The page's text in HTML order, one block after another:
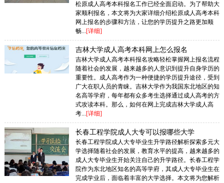
松原成人高考本科报名工作已经全面启动。为了帮助大
家顺利报名，本文将为大家详细介绍松原成人高考本科
网上报名的步骤和方法，让您的学历提升之路更加顺
畅...[详细]
吉林大学成人高考本科网上怎么报名
吉林大学成人高考本科报名攻略轻松掌握网上报名流程
随着社会的发展，越来越多的人意识到提升自身学历的
重要性。成人高考作为一种便捷的学历提升途径，受到
广大在职人员的青睐。吉林大学作为我国东北地区的知
名高等学府，每年都有众多考生选择通过成人高考的方
式攻读本科。那么，如何在网上完成吉林大学成人高
考...[详细]
长春工程学院成人大专可以报哪些大学
长春工程学院成人大专毕业生升学路径解析探索多元大
学选择随着社会的发展，教育水平的提高，越来越多的
成人大专毕业生开始关注自己的升学路径。长春工程学
院作为东北地区知名的高等学府，其成人大专毕业生在
完成学业后，面临着丰富的大学选择。本文将为您解析